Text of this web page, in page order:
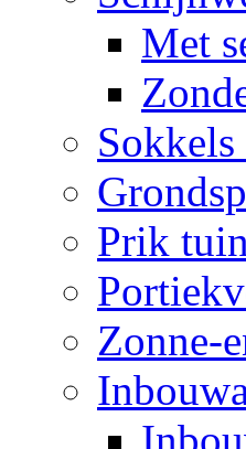
Met
Sokkels
Prik
Zonne-